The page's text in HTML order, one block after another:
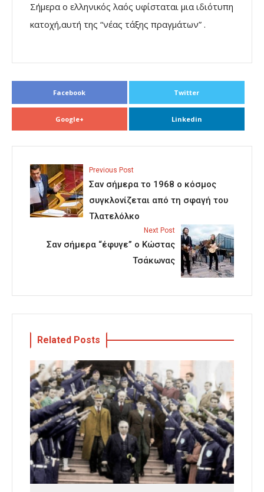
Σήμερα ο ελληνικός λαός υφίσταται μια ιδιότυπη
κατοχή,αυτή της “νέας τάξης πραγμάτων” .
Facebook Twitter
Google+ Linkedin
Previous Post
Σαν σήμερα το 1968 ο κόσμος
συγκλονίζεται από τη σφαγή του
Τλατελόλκο
Next Post
Σαν σήμερα “έφυγε” ο Κώστας
Τσάκωνας
Related Posts